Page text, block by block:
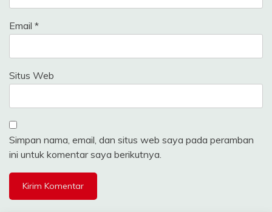
Email *
Situs Web
Simpan nama, email, dan situs web saya pada peramban
ini untuk komentar saya berikutnya.